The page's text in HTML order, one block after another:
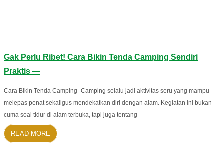
Gak Perlu Ribet! Cara Bikin Tenda Camping Sendiri
Praktis —
Cara Bikin Tenda Camping- Camping selalu jadi aktivitas seru yang mampu
melepas penat sekaligus mendekatkan diri dengan alam. Kegiatan ini bukan
cuma soal tidur di alam terbuka, tapi juga tentang
READ MORE